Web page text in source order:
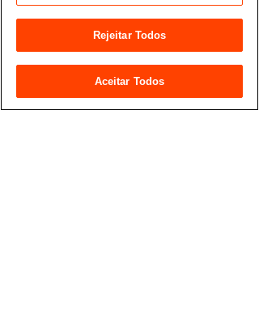
Rejeitar Todos
Aceitar Todos